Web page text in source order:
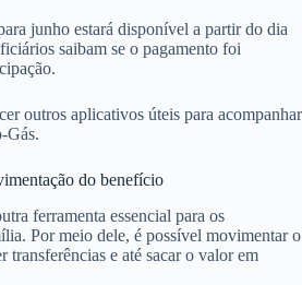
junho estará disponível a partir do dia
saibam se o pagamento foi
outros aplicativos úteis para acompanhar
Gás.
do benefício
ferramenta essencial para os
Por meio dele, é possível movimentar o
transferências e até sacar o valor em